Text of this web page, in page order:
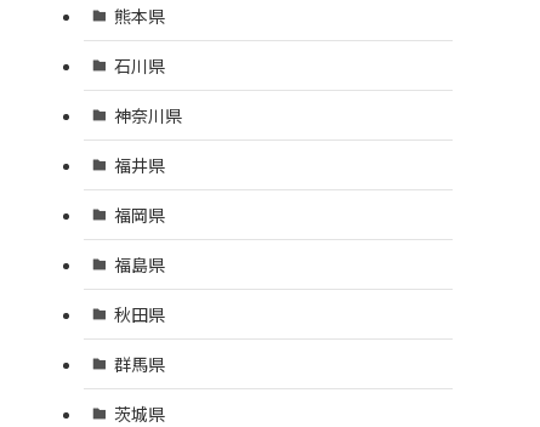
熊本県
石川県
神奈川県
福井県
福岡県
福島県
秋田県
群馬県
茨城県